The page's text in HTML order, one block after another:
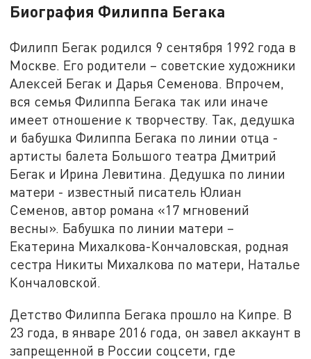
Биография Филиппа Бегака
Филипп Бегак родился 9 сентября 1992 года в
Москве. Его родители – советские художники
Алексей Бегак и Дарья Семенова. Впрочем,
вся семья Филиппа Бегака так или иначе
имеет отношение к творчеству. Так, дедушка
и бабушка Филиппа Бегака по линии отца -
артисты балета Большого театра Дмитрий
Бегак и Ирина Левитина. Дедушка по линии
матери - известный писатель Юлиан
Семенов, автор романа «17 мгновений
весны». Бабушка по линии матери –
Екатерина Михалкова-Кончаловская, родная
сестра Никиты Михалкова по матери, Наталье
Кончаловской.
Детство Филиппа Бегака прошло на Кипре. В
23 года, в январе 2016 года, он завел аккаунт в
запрещенной в России соцсети, где